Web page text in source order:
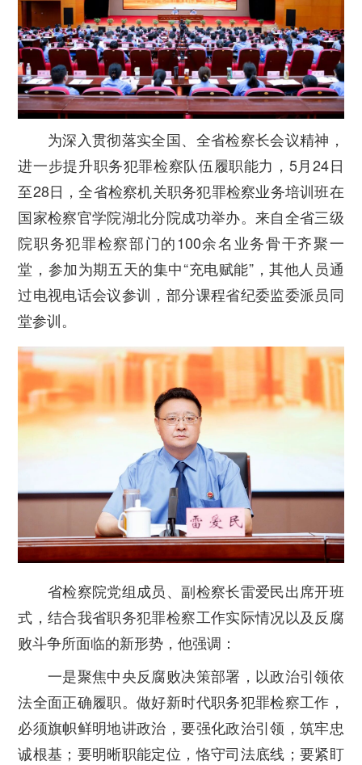
为深入贯彻落实全国、全省检察长会议精神，
进一步提升职务犯罪检察队伍履职能力，5月24日
至28日，全省检察机关职务犯罪检察业务培训班在
国家检察官学院湖北分院成功举办。来自全省三级
院职务犯罪检察部门的100余名业务骨干齐聚一
堂，参加为期五天的集中“充电赋能”，其他人员通
过电视电话会议参训，部分课程省纪委监委派员同
堂参训。
省检察院党组成员、副检察长雷爱民出席开班
式，结合我省职务犯罪检察工作实际情况以及反腐
败斗争所面临的新形势，他强调：
一是聚焦中央反腐败决策部署，以政治引领依
法全面正确履职。做好新时代职务犯罪检察工作，
必须旗帜鲜明地讲政治，要强化政治引领，筑牢忠
诚根基；要明晰职能定位，恪守司法底线；要紧盯